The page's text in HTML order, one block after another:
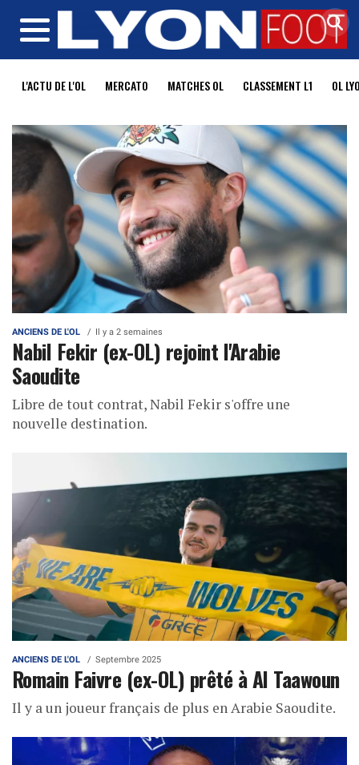
MENU
L'ACTU DE L'OL MERCATO MATCHES OL CLASSEMENT L1 OL
ANCIENS DE L'OL Il y a 2 semaines
Nabil Fekir (ex-OL) rejoint l'Arabie
Saoudite
Libre de tout contrat, Nabil Fekir s'offre une
nouvelle destination.
ANCIENS DE L'OL Septembre 2025
Romain Faivre (ex-OL) prêté à Al Taawoun
Il y a un joueur français de plus en Arabie Saoudite.